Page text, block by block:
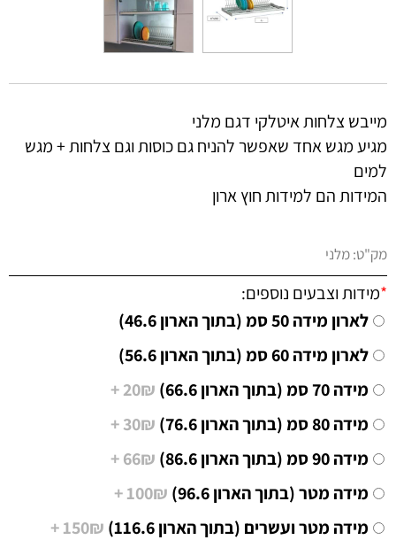
מייבש צלחות איטלקי דגם מלני
מגיע מגש אחד שאפשר להניח גם כוסות וגם צלחות + מגש
למים
המידות הם למידות חוץ ארון
מק"ט:מלני
*מידות וצבעים נוספים:
לארון מידה 50 סמ (בתוך הארון 46.6)
לארון מידה 60 סמ (בתוך הארון 56.6)
מידה 70 סמ (בתוך הארון 66.6)
20₪ +
מידה 80 סמ (בתוך הארון 76.6)
30₪ +
מידה 90 סמ (בתוך הארון 86.6)
66₪ +
מידה מטר (בתוך הארון 96.6)
100₪ +
מידה מטר ועשרים (בתוך הארון 116.6)
150₪ +